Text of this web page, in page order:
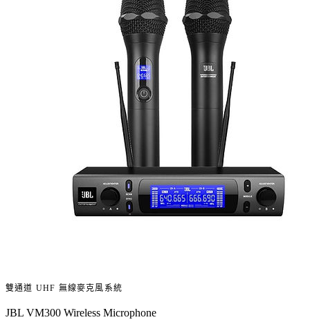
雙通道 UHF 無線麥克風系統
JBL VM300 Wireless Microphone